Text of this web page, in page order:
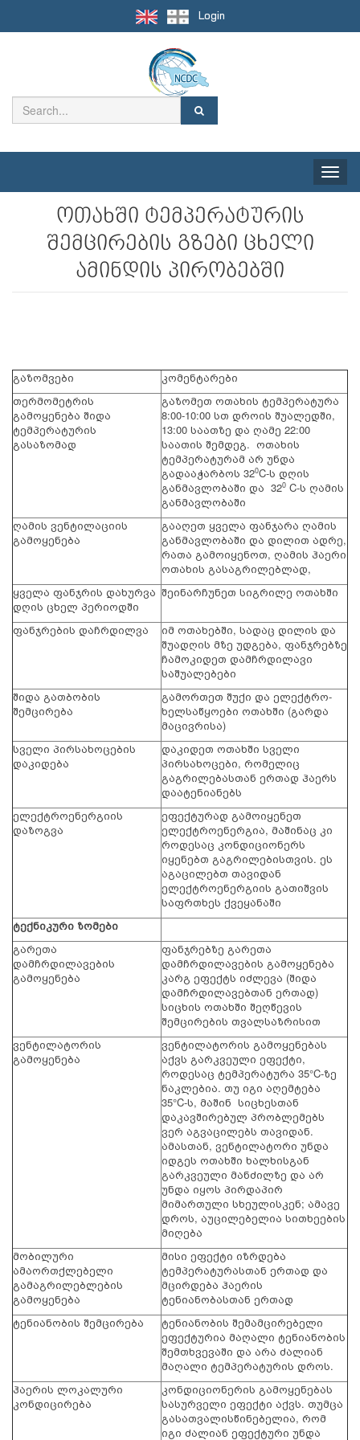
Login
Toggle
ოთახში ტემპერატურის
შემცირების გზები ცხელი
ამინდის პირობებში
გაზომვები
კომენტარები
თერმომეტრის
გამოყენება შიდა
ტემპერატურის
გასაზომად
გაზომეთ ოთახის ტემპერატურა
8:00-10:00 სთ დროის შუალედში,
13:00 საათზე და ღამე 22:00
საათის შემდეგ. ოთახის
ტემპერატურამ არ უნდა
გადააჭარბოს 320C-ს დღის
განმავლობაში და 320 C-ს ღამის
განმავლობაში
ღამის ვენტილაციის
გამოყენება
გააღეთ ყველა ფანჯარა ღამის
განმავლობაში და დილით ადრე,
რათა გამოიყენოთ, ღამის ჰაერი
ოთახის გასაგრილებლად,
ყველა ფანჯრის დახურვა
დღის ცხელ პერიოდში
შეინარჩუნეთ სიგრილე ოთახში
ფანჯრების დაჩრდილვა
იმ ოთახებში, სადაც დილის და
შუადღის მზე უდგება, ფანჯრებზე
ჩამოკიდეთ დამჩრდილავი
საშუალებები
შიდა გათბობის
შემცირება
გამორთეთ შუქი და ელექტრო-
ხელსაწყოები ოთახში (გარდა
მაცივრისა)
სველი პირსახოცების
დაკიდება
დაკიდეთ ოთახში სველი
პირსახოცები, რომელიც
გაგრილებასთან ერთად ჰაერს
დაატენიანებს
ელექტროენერგიის
დაზოგვა
ეფექტურად გამოიყენეთ
ელექტროენერგია, მაშინაც კი
როდესაც კონდიციონერს
იყენებთ გაგრილებისთვის. ეს
აგაცილებთ თავიდან
ელექტროენერგიის გათიშვის
საფრთხეს ქვეყანაში
ტექნიკური ზომები
გარეთა
დამჩრდილავების
გამოყენება
ფანჯრებზე გარეთა
დამჩრდილავების გამოყენება
კარგ ეფექტს იძლევა (შიდა
დამჩრდილავებთან ერთად)
სიცხის ოთახში შეღწევის
შემცირების თვალსაზრისით
ვენტილატორის
გამოყენება
ვენტილატორის გამოყენებას
აქვს გარკვეული ეფექტი,
როდესაც ტემპერატურა 35°C-ზე
ნაკლებია. თუ იგი აღემტება
35°C-ს, მაშინ სიცხესთან
დაკავშირებულ პრობლემებს
ვერ აგვაცილებს თავიდან.
ამასთან, ვენტილატორი უნდა
იდგეს ოთახში ხალხისგან
გარკვეული მანძილზე და არ
უნდა იყოს პირდაპირ
მიმართული სხეულისკენ; ამავე
დროს, აუცილებელია სითხეების
მიღება
მობილური
ამაორთქლებელი
გამაგრილებლების
გამოყენება
მისი ეფექტი იზრდება
ტემპერატურასთან ერთად და
მცირდება ჰაერის
ტენიანობასთან ერთად
ტენიანობის შემცირება
ტენიანობის შემამცირებელი
ეფექტურია მაღალი ტენიანობის
შემთხვევაში და არა ძალიან
მაღალი ტემპერატურის დროს.
ჰაერის ლოკალური
კონდიცირება
კონდიციონერის გამოყენებას
სასურველი ეფექტი აქვს. თუმცა
გასათვალისწინებელია, რომ
იგი ძალიან ეფექტური უნდა